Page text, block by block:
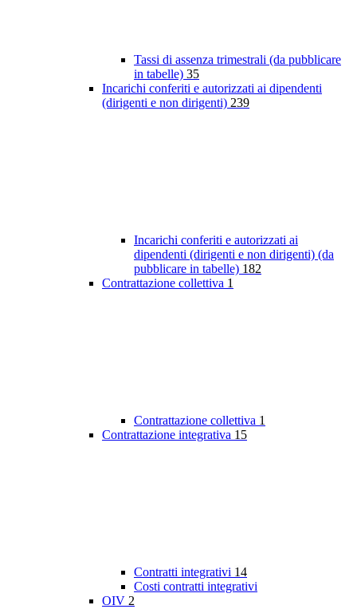
Tassi di assenza trimestrali (da pubblicare
in tabelle) 35
Incarichi conferiti e autorizzati ai dipendenti
(dirigenti e non dirigenti) 239
Incarichi conferiti e autorizzati ai
dipendenti (dirigenti e non dirigenti) (da
pubblicare in tabelle) 182
Contrattazione collettiva 1
Contrattazione collettiva 1
Contrattazione integrativa 15
Contratti integrativi 14
Costi contratti integrativi
OIV 2